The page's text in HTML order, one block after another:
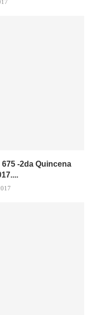
-2da Quincena